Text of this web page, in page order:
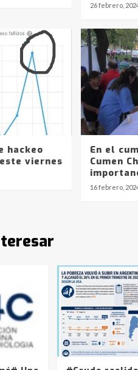
26 febrero,
hackeo
viernes
En el
Cumen
16 febrero,